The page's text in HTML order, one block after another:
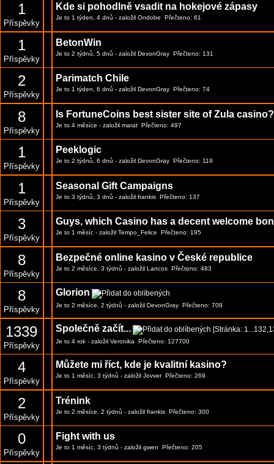
1
Příspěvky
Kde si pohodlně vsadit na hokejové zápasy
Je to 1 týden, 4 dnů - založil Ondobe Přečteno: 61
1
Příspěvky
BetonWin
Je to 2 týdnů, 5 dnů - založil DevonGray Přečteno: 131
2
Příspěvky
Parimatch Chile
Je to 1 týden, 6 dnů - založil DevonGray Přečteno: 74
8
Příspěvky
Is FortuneCoins best sister site of Zula casino?
Je to 4 měsíce - založil marat Přečteno: 497
1
Příspěvky
Peeklogic
Je to 2 týdnů, 6 dnů - založil DevonGray Přečteno: 119
1
Příspěvky
Seasonal Gift Campaigns
Je to 3 týdnů, 3 dnů - založil frankis Přečteno: 137
3
Příspěvky
Guys, which Casino has a decent welcome
Je to 1 měsíc - založil Tempo_Felice Přečteno: 195
8
Příspěvky
Bezpečné online kasino v České republice
Je to 2 měsíce, 3 týdnů - založil Lancos Přečteno: 483
8
Příspěvky
Glorion
Je to 2 měsíce, 2 týdnů - založil DevonGray Přečteno: 709
1339
Příspěvky
Společně začít... [Stránka: 1...132,
Je to 4 rok - založil Veronika Přečteno: 127700
4
Příspěvky
Můžete mi říct, kde je kvalitní kasino?
Je to 1 měsíc, 3 týdnů - založil Jovver Přečteno: 269
2
Příspěvky
Trénink
Je to 2 měsíce, 2 týdnů - založil frankis Přečteno: 300
0
Příspěvky
Fight with us
Je to 1 měsíc, 3 týdnů - založil gwen Přečteno: 205